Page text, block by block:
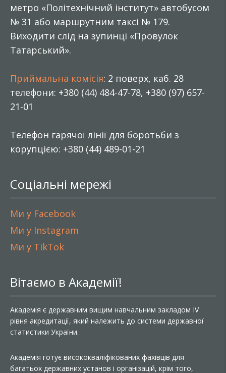
метро «Політехнічний інститут» автобусом
№ 31 або маршрутним таксі № 179.
Виходити слід на зупинці «Провулок
Татарський».
Приймальна комісія: 2 поверх, каб. 28
телефони: +380 (44) 484-47-78, +380 (97) 657-
21-01
Телефон гарячої лінії для боротьби з
корупцією: +380 (44) 489-01-21
Соціальні мережі
Ми у Facebook
Ми у Instagram
Ми у TikTok
Вітаємо в Академії!
Академія є державним вищим навчальним закладом IV
рівня акредитації, який належить до системи державної
статистики України.
Академія готує висококваліфікованих фахівців для
багатьох державних установ і організацій, крім того,